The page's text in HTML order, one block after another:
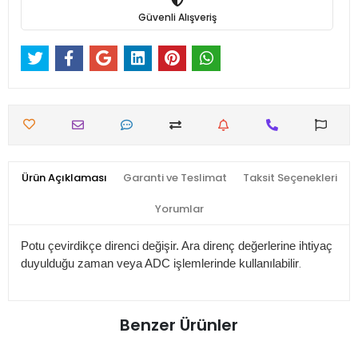
Güvenli Alışveriş
Ürün Açıklaması Garanti ve Teslimat Taksit Seçenekleri
Yorumlar
Potu çevirdikçe direnci değişir. Ara direnç değerlerine ihtiyaç
duyulduğu zaman veya ADC işlemlerinde kullanılabilir.
Benzer Ürünler